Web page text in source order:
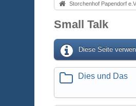
Storchenhof Papendorf e.V.
Small Talk
Diese Seite
Dies und Das